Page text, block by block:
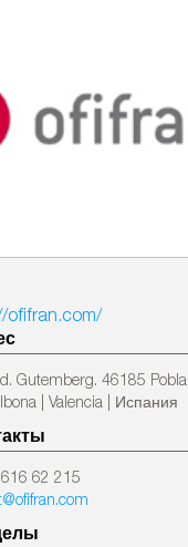
ofifran.com/
Gutemberg. 46185 Pobla
| Valencia | Испания
62 215